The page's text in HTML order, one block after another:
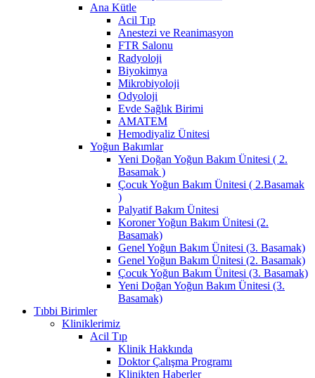
Ana Kütle
Acil Tıp
Anestezi ve Reanimasyon
FTR Salonu
Radyoloji
Biyokimya
Mikrobiyoloji
Odyoloji
Evde Sağlık Birimi
AMATEM
Hemodiyaliz Ünitesi
Yoğun Bakımlar
Yeni Doğan Yoğun Bakım Ünitesi ( 2.
Basamak )
Çocuk Yoğun Bakım Ünitesi ( 2.Basamak
)
Palyatif Bakım Ünitesi
Koroner Yoğun Bakım Ünitesi (2.
Basamak)
Genel Yoğun Bakım Ünitesi (3. Basamak)
Genel Yoğun Bakım Ünitesi (2. Basamak)
Çocuk Yoğun Bakım Ünitesi (3. Basamak)
Yeni Doğan Yoğun Bakım Ünitesi (3.
Basamak)
Tıbbi Birimler
Kliniklerimiz
Acil Tıp
Klinik Hakkında
Doktor Çalışma Programı
Klinikten Haberler